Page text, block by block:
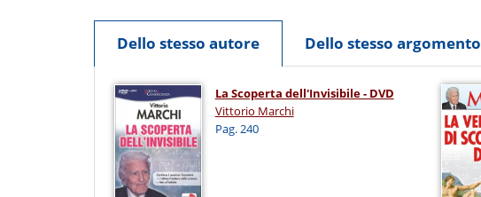
Dello stesso autore Dello stesso argomento
La Scoperta dell'Invisibile - DVD
Vittorio Marchi
Pag. 240